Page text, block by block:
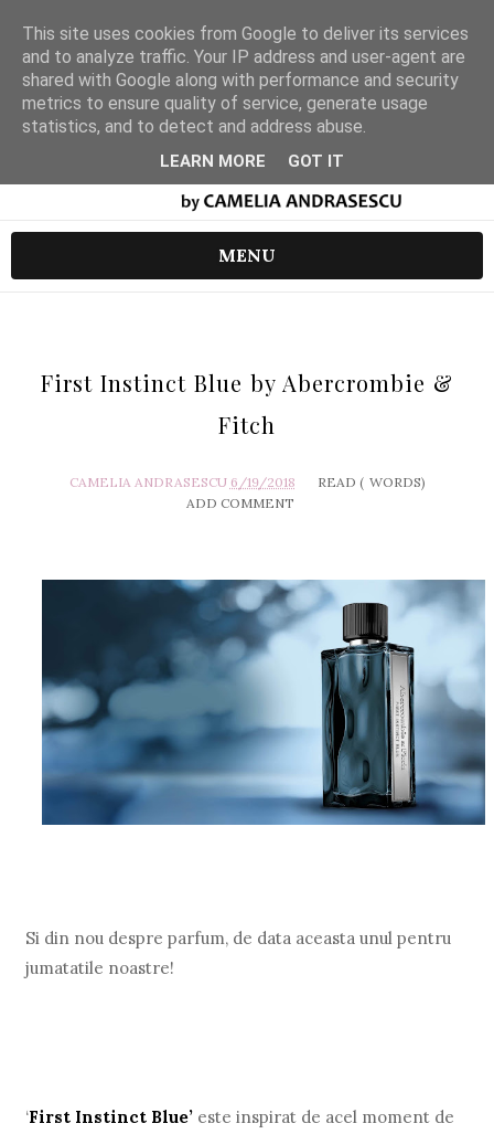
MENU
First Instinct Blue by Abercrombie &
Fitch
CAMELIA ANDRASESCU 6/19/2018 READ ( WORDS)
ADD COMMENT
Si din nou despre parfum, de data aceasta unul pentru
jumatatile noastre!
‘First Instinct Blue’ este inspirat de acel moment de
This site uses cookies from Google to deliver its services
and to analyze traffic. Your IP address and user-agent are
shared with Google along with performance and security
metrics to ensure quality of service, generate usage
statistics, and to detect and address abuse.
LEARN MORE GOT IT